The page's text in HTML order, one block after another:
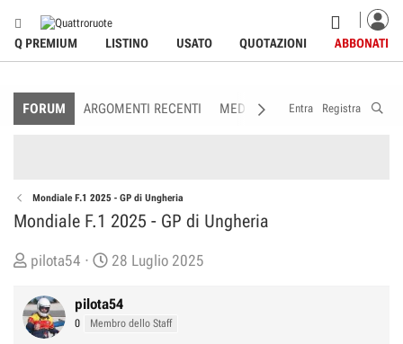
Q PREMIUM LISTINO USATO QUOTAZIONI ABBONATI
FORUM ARGOMENTI RECENTI MEDIA MEMBRI
Entra Registra
Mondiale F.1 2025 - GP di Ungheria
Mondiale F.1 2025 - GP di Ungheria
C
e
a
pilota54
D
t
a
28 Luglio 2025
pilota54
0 Membro dello Staff